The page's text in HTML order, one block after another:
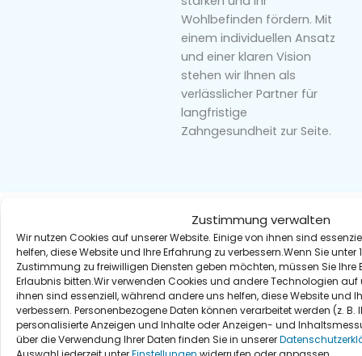
Zustimmung verwalten
Wir nutzen Cookies auf unserer Website. Einige von ihnen sind
helfen, diese Website und Ihre Erfahrung zu verbessern.Wenn Sie
Zustimmung zu freiwilligen Diensten geben möchten, müssen Sie
Erlaubnis bitten.Wir verwenden Cookies und andere Technologien auf
ihnen sind essenziell, während andere uns helfen, diese Website und
verbessern. Personenbezogene Daten können verarbeitet werden (z. B.
personalisierte Anzeigen und Inhalte oder Anzeigen- und
über die Verwendung Ihrer Daten finden Sie in unserer
Wohlbefinden fördern. Mit
einem individuellen Ansatz
und einer klaren Vision
stehen wir Ihnen als
verlässlicher Partner für
langfristige
Zahngesundheit zur Seite.